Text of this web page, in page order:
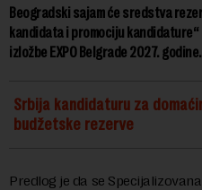
Beogradski sajam će sredstva
kandidata i promociju
izložbe EXPO Belgrade 2027. godine.
Srbija kandidaturu za
budžetske rezerve
Predlog je da se